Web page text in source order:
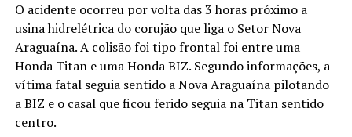
O acidente ocorreu por volta das 3 horas próximo a
usina hidrelétrica do corujão que liga o Setor Nova
Araguaína. A colisão foi tipo frontal foi entre uma
Honda Titan e uma Honda BIZ. Segundo informações, a
vítima fatal seguia sentido a Nova Araguaína pilotando
a BIZ e o casal que ficou ferido seguia na Titan sentido
centro.